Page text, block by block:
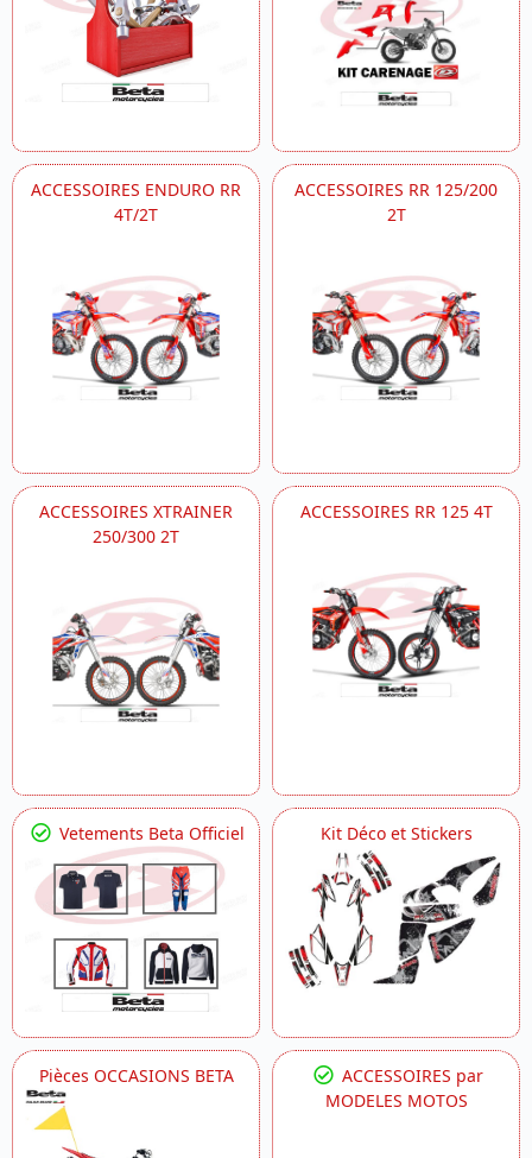
ACCESSOIRES ENDURO RR
4T/2T
ACCESSOIRES RR 125/200
2T
ACCESSOIRES XTRAINER
250/300 2T
ACCESSOIRES RR 125 4T
Vetements Beta Officiel Kit Déco et Stickers
Pièces OCCASIONS BETA
ACCESSOIRES par
MODELES MOTOS